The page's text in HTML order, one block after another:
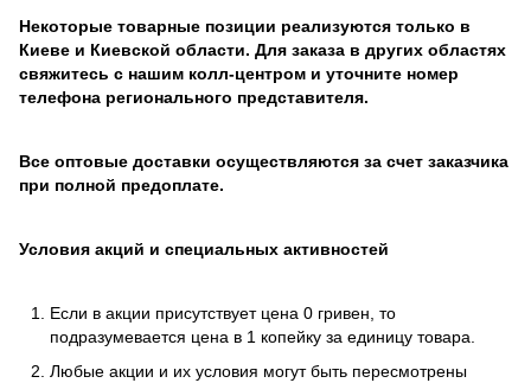
Некоторые товарные позиции реализуются только в
Киеве и Киевской области. Для заказа в других областях
свяжитесь с нашим колл-центром и уточните номер
телефона регионального представителя.
Все оптовые доставки осуществляются за счет заказчика
при полной предоплате.
Условия акций и специальных активностей
Если в акции присутствует цена 0 гривен, то
подразумевается цена в 1 копейку за единицу товара.
Любые акции и их условия могут быть пересмотрены